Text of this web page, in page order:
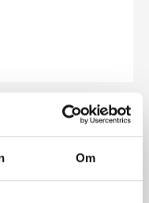
Om
i innertak.
luftridån bra